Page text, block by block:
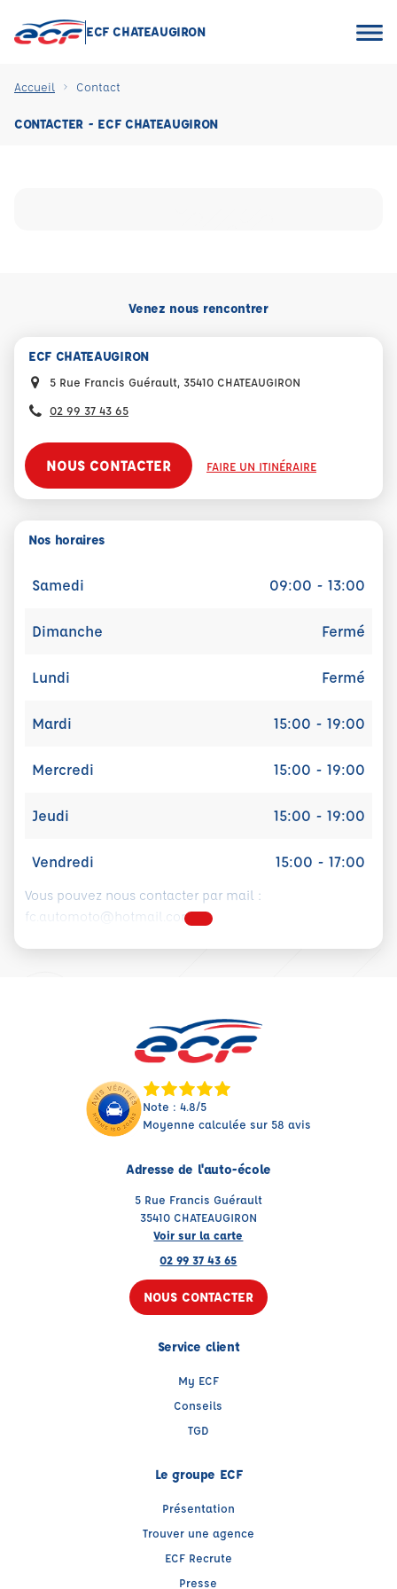
ECF CHATEAUGIRON
Accueil Contact
CONTACTER - ECF CHATEAUGIRON
Venez nous rencontrer
ECF CHATEAUGIRON
5 Rue Francis Guérault, 35410 CHATEAUGIRON
02 99 37 43 65
NOUS CONTACTER FAIRE UN ITINÉRAIRE
Nos horaires
Samedi 09:00 - 13:00
Dimanche Fermé
Lundi Fermé
Mardi 15:00 - 19:00
Mercredi 15:00 - 19:00
Jeudi 15:00 - 19:00
Vendredi 15:00 - 17:00
Vous pouvez nous contacter par mail :
fc.automoto@hotmail.com
Note : 4.8/5
Moyenne calculée sur 58 avis
Adresse de l'auto-école
5 Rue Francis Guérault
35410 CHATEAUGIRON
Voir sur la carte
02 99 37 43 65
NOUS CONTACTER
Service client
My ECF
Conseils
TGD
Le groupe ECF
Présentation
Trouver une agence
ECF Recrute
Presse